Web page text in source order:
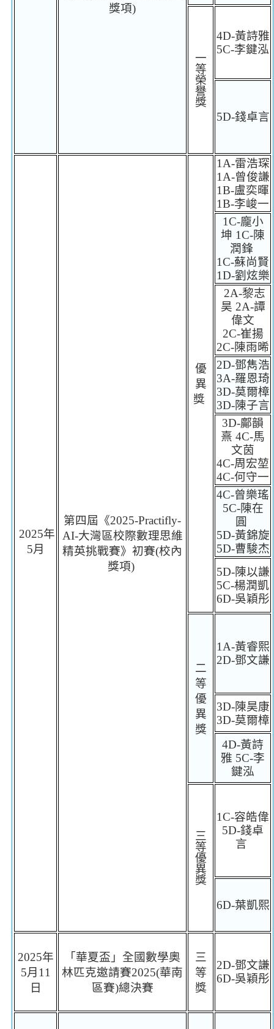
獎項)
一
等
榮
譽
獎
4D-黃詩雅
5C-李鍵泓
5D-錢卓言
2025年
5月
第四屆《2025-Practifly-
AI-大灣區校際數理思維
精英挑戰賽》初賽(校內
獎項)
優
異
獎
1A-雷浩琛
1A-曾俊謙
1B-盧奕暉
1B-李峻一
1C-龐小
坤 1C-陳
潤鋒
1C-蘇尚賢
1D-劉炫樂
2A-黎志
昊 2A-譚
偉文
2C-崔揚
2C-陳雨晞
2D-鄧雋浩
3A-羅恩琦
3D-莫爾樟
3D-陳子言
3D-鄺韻
熹 4C-馬
文茵
4C-周宏堃
4C-何守一
4C-曾樂瑤
5C-陳在
圓
5D-黃錦旋
5D-曹駿杰
5D-陳以謙
5C-楊潤凱
6D-吳穎彤
二
等
優
異
獎
1A-黃睿熙
2D-鄧文謙
3D-陳昊康
3D-莫爾樟
4D-黃詩
雅 5C-李
鍵泓
三
等
優
異
獎
1C-容皓偉
5D-錢卓
言
6D-葉凱熙
2025年
5月 11
日
「華夏盃」全國數學奧
林匹克邀請賽2025(華南
區賽)總決賽
三
等
獎
2D-鄧文謙
6D-吳穎彤